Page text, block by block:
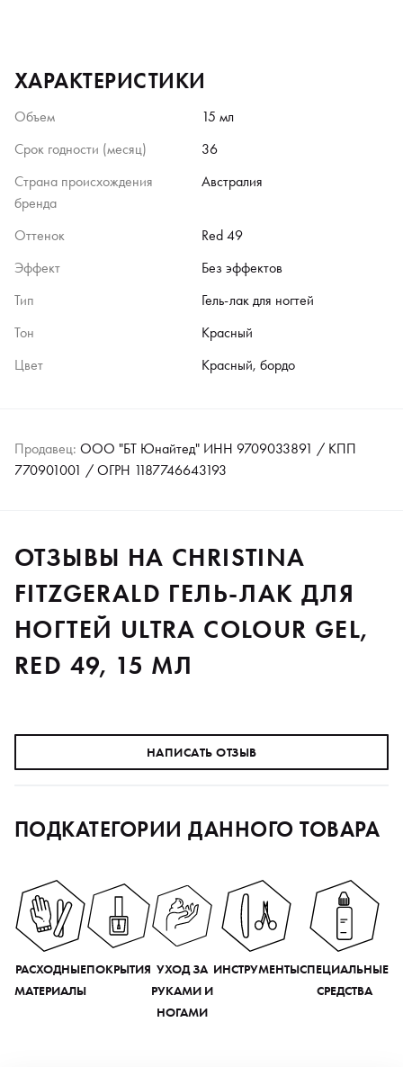
ХАРАКТЕРИСТИКИ
Объем
15 мл
Срок годности (месяц)
36
Страна происхождения
бренда
Австралия
Оттенок
Red 49
Эффект
Без эффектов
Тип
Гель-лак для ногтей
Тон
Красный
Цвет
Красный, бордо
Продавец: ООО "БТ Юнайтед" ИНН 9709033891 / КПП
770901001 / ОГРН 1187746643193
ОТЗЫВЫ НА CHRISTINA
FITZGERALD ГЕЛЬ-ЛАК ДЛЯ
НОГТЕЙ ULTRA COLOUR GEL,
RED 49, 15 МЛ
НАПИСАТЬ ОТЗЫВ
ПОДКАТЕГОРИИ ДАННОГО ТОВАРА
РАСХОДНЫЕ
МАТЕРИАЛЫ
ПОКРЫТИЯ УХОД ЗА
РУКАМИ И
НОГАМИ
ИНСТРУМЕНТЫСПЕЦИАЛЬНЫЕ
СРЕДСТВА